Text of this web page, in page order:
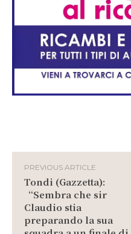
PREVIOUS ARTICLE
Tondi (Gazzetta):
“Sembra che sir
Claudio stia
preparando la sua